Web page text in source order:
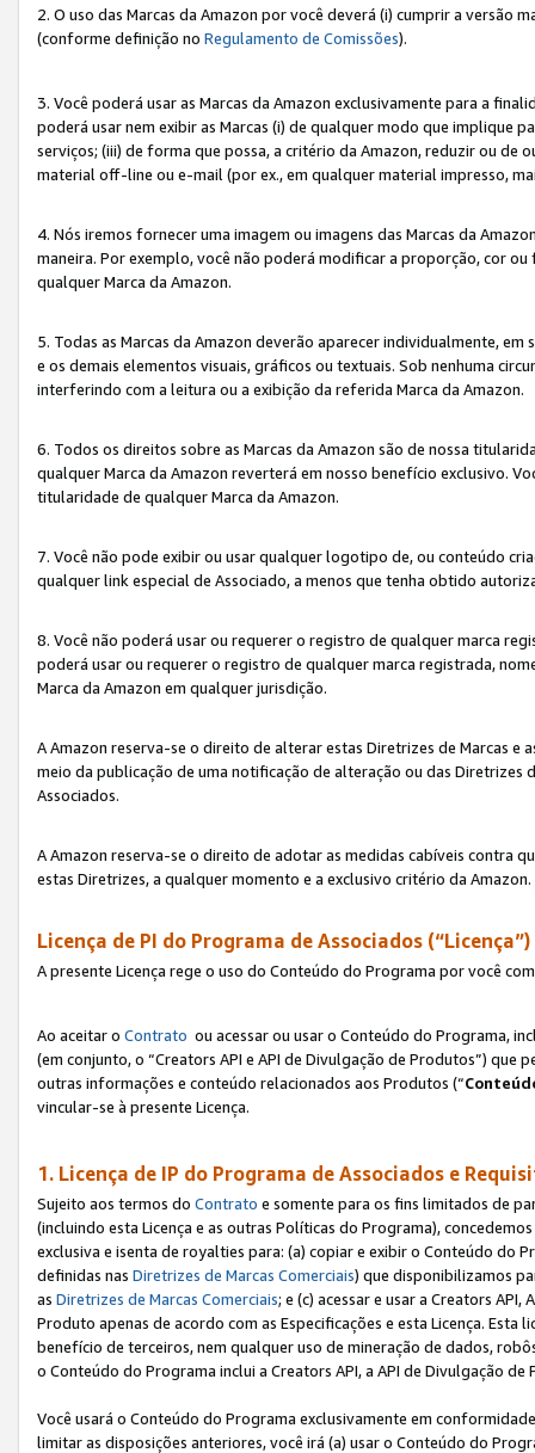
2. O uso das Marcas da Amazon por você deverá (i) cumprir a versão
(conforme definição no Regulamento de Comissões).
3. Você poderá usar as Marcas da Amazon exclusivamente para a
poderá usar nem exibir as Marcas (i) de qualquer modo que implique
serviços; (iii) de forma que possa, a critério da Amazon, reduzir ou de
material off-line ou e-mail (por ex., em qualquer material impresso,
4. Nós iremos fornecer uma imagem ou imagens das Marcas da
maneira. Por exemplo, você não poderá modificar a proporção, cor
qualquer Marca da Amazon.
5. Todas as Marcas da Amazon deverão aparecer individualmente,
e os demais elementos visuais, gráficos ou textuais. Sob nenhuma
interferindo com a leitura ou a exibição da referida Marca da Amazon.
6. Todos os direitos sobre as Marcas da Amazon são de nossa
qualquer Marca da Amazon reverterá em nosso benefício exclusivo.
titularidade de qualquer Marca da Amazon.
7. Você não pode exibir ou usar qualquer logotipo de, ou conteúdo
qualquer link especial de Associado, a menos que tenha obtido
8. Você não poderá usar ou requerer o registro de qualquer marca
poderá usar ou requerer o registro de qualquer marca registrada,
Marca da Amazon em qualquer jurisdição.
A Amazon reserva-se o direito de alterar estas Diretrizes de Marcas e
meio da publicação de uma notificação de alteração ou das Diretrizes
Associados.
A Amazon reserva-se o direito de adotar as medidas cabíveis contra
estas Diretrizes, a qualquer momento e a exclusivo critério da Amazon.
Licença de PI do Programa de Associados (“Licença”)
A presente Licença rege o uso do Conteúdo do Programa por você
Ao aceitar o Contrato ou acessar ou usar o Conteúdo do Programa,
(em conjunto, o “Creators API e API de Divulgação de Produtos”)
outras informações e conteúdo relacionados aos Produtos (“
vincular-se à presente Licença.
1. Licença de IP do Programa de Associados e
Sujeito aos termos do Contrato e somente para os fins limitados de
(incluindo esta Licença e as outras Políticas do Programa),
exclusiva e isenta de royalties para: (a) copiar e exibir o Conteúdo do
definidas nas Diretrizes de Marcas Comerciais) que disponibilizamos
as Diretrizes de Marcas Comerciais; e (c) acessar e usar a Creators
Produto apenas de acordo com as Especificações e esta Licença.
benefício de terceiros, nem qualquer uso de mineração de dados,
o Conteúdo do Programa inclui a Creators API, a API de Divulgação
Você usará o Conteúdo do Programa exclusivamente em
limitar as disposições anteriores, você irá (a) usar o Conteúdo do